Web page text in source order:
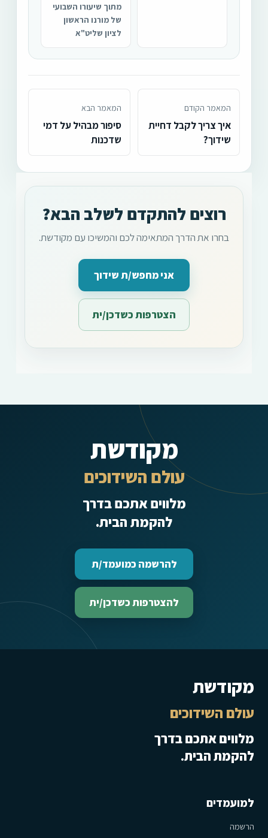
מתוך שיעורו השבועי
של מורנו הראשון
לציון שליט"א
המאמר הקודם
איך צריך לקבל דחיית
שידוך?
המאמר הבא
סיפור מבהיל על דמי
שדכנות
רוצים להתקדם לשלב הבא?
בחרו את הדרך המתאימה לכם והמשיכו עם מקודשת.
אני מחפש/ת שידוך
הצטרפות כשדכן/ית
מקודשת
עולם השידוכים
מלווים אתכם בדרך
להקמת הבית.
להרשמה כמועמד/ת
להצטרפות כשדכן/ית
מקודשת
עולם השידוכים
מלווים אתכם בדרך
להקמת הבית.
למועמדים
הרשמה